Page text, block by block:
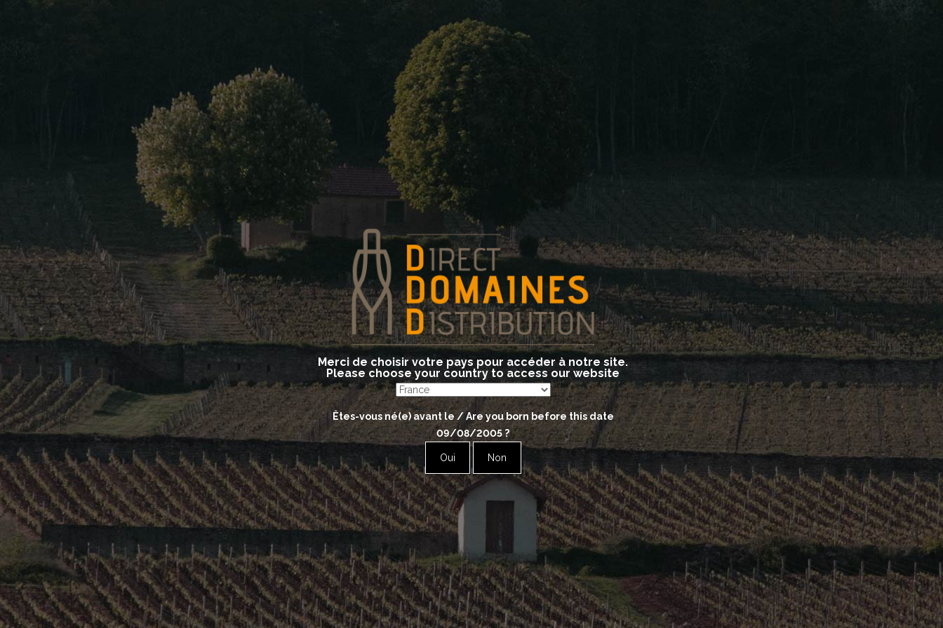
Home
LORENZON
Mercurey Cuvée 37
Mercurey Le Chapitre
Morgon Les Charmes
Mercurey 1er Cru Champs Martin
Mercurey 1er Cru Cuvée Carline Clos Des Champs Martin
Mercurey 1er Cru Piece 13
White
Bourgogne Clos Alfred
Mercurey 1er Cru Champs Martin
Mercurey 1er Cru Piece 15
Montagny 1er Cru Les Truffières
Category: Bourgogne - Côte Chalonnaise & Mâconnais
© Copyright 2016 Direct Domaines Distribution | Mentions Légales| Réalisation :Monogramme - L’abus d’alcool est dangereux pour la santé, consommer avec modération.
Merci de choisir votre pays pour accéder à notre site.
Please choose your country to access our website
Êtes-vous né(e) avant le / Are you born before this date
09/08/2005 ?
Oui Non